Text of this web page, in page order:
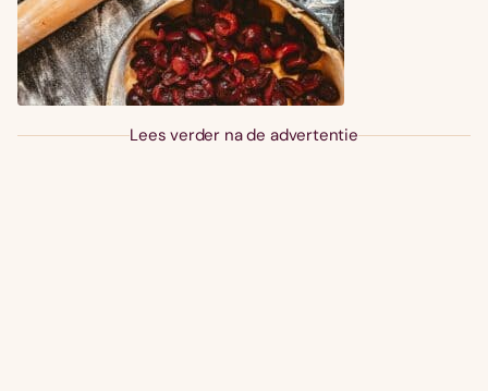
Lees verder na de advertentie